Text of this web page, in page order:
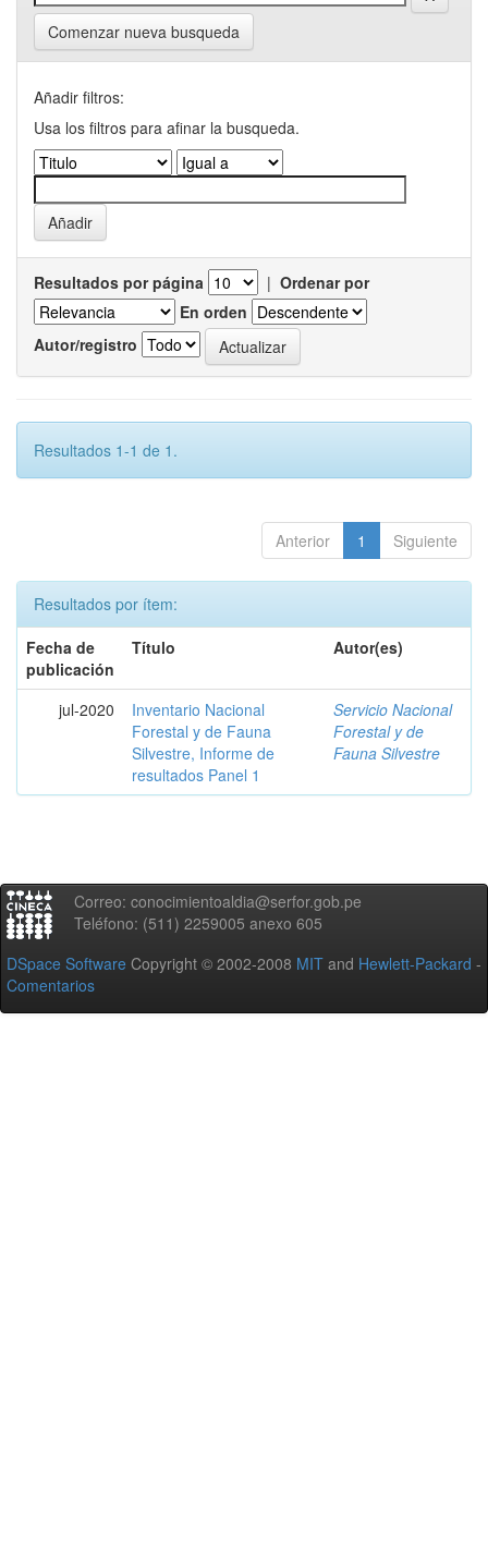
Comenzar nueva busqueda
Añadir filtros:
Usa los filtros para afinar la busqueda.
Resultados por página | Ordenar por
En orden
Autor/registro
Resultados 1-1 de 1.
Anterior 1 Siguiente
Resultados por ítem:
Fecha de
publicación
Título Autor(es)
jul-2020
Inventario Nacional
Forestal y de Fauna
Silvestre, Informe de
resultados Panel 1
Servicio Nacional
Forestal y de
Fauna Silvestre
Correo: conocimientoaldia@serfor.gob.pe
Teléfono: (511) 2259005 anexo 605
DSpace Software Copyright © 2002-2008 MIT and Hewlett-Packard -
Comentarios